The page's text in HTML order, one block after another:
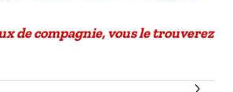
de compagnie, vous le trouverez